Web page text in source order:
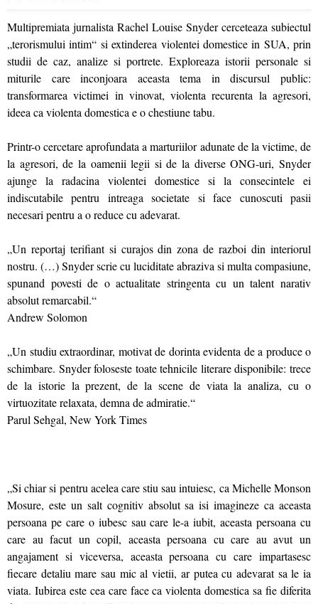
Multipremiata jurnalista Rachel Louise Snyder cerceteaza subiectul
„terorismului intim“ si extinderea violentei domestice in SUA, prin
studii de caz, analize si portrete. Exploreaza istorii personale si
miturile care inconjoara aceasta tema in discursul public:
transformarea victimei in vinovat, violenta recurenta la agresori,
ideea ca violenta domestica e o chestiune tabu.
Printr-o cercetare aprofundata a marturiilor adunate de la victime, de
la agresori, de la oamenii legii si de la diverse ONG-uri, Snyder
ajunge la radacina violentei domestice si la consecintele ei
indiscutabile pentru intreaga societate si face cunoscuti pasii
necesari pentru a o reduce cu adevarat.
„Un reportaj terifiant si curajos din zona de razboi din interiorul
nostru. (…) Snyder scrie cu luciditate abraziva si multa compasiune,
spunand povesti de o actualitate stringenta cu un talent narativ
absolut remarcabil.“
Andrew Solomon
„Un studiu extraordinar, motivat de dorinta evidenta de a produce o
schimbare. Snyder foloseste toate tehnicile literare disponibile: trece
de la istorie la prezent, de la scene de viata la analiza, cu o
virtuozitate relaxata, demna de admiratie.“
Parul Sehgal, New York Times
„Si chiar si pentru acelea care stiu sau intuiesc, ca Michelle Monson
Mosure, este un salt cognitiv absolut sa isi imagineze ca aceasta
persoana pe care o iubesc sau care le-a iubit, aceasta persoana cu
care au facut un copil, aceasta persoana cu care au avut un
angajament si viceversa, aceasta persoana cu care impartasesc
fiecare detaliu mare sau mic al vietii, ar putea cu adevarat sa le ia
viata. Iubirea este cea care face ca violenta domestica sa fie diferita